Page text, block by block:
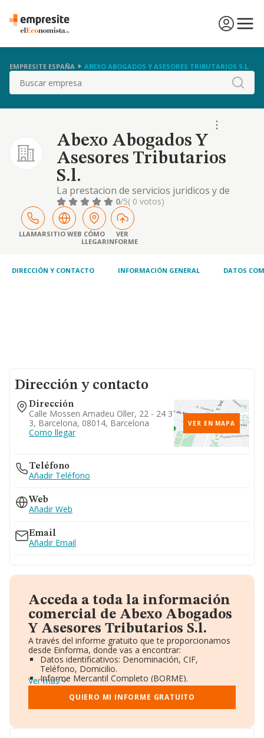
EMPRESITE ESPAÑA ABEXO ABOGADOS Y ASESORES TRIBUTARIOS S.L.
Buscar
Abexo Abogados Y
Asesores Tributarios
S.l.
La prestacion de servicios juridicos y de
asesoria fiscal y financiera
0/5( 0 votos)
LLAMARSITIO WEB CÓMO
LLEGAR
VER
INFORME
DIRECCIÓN Y CONTACTO INFORMACIÓN GENERAL DATOS
Dirección y contacto
Dirección
Calle Mossen Amadeu Oller, 22 - 24 3
3, Barcelona, 08014, Barcelona
Como llegar
VER EN MAPA
Teléfono
Añadir Teléfono
Web
Añadir Web
Email
Añadir Email
Acceda a toda la información
comercial de Abexo Abogados
Y Asesores Tributarios S.l.
A través del informe gratuito que te proporcionamos
desde Einforma, donde vas a encontrar:
Datos identificativos: Denominación, CIF,
Teléfono, Domicilio.
Informe Mercantil Completo (BORME).
Gráficos de Evolución Ventas y Empleados.
Consejo de Administración y Administradores.
Directivos y Ejecutivos.
Ver más
QUIERO MI INFORME GRATUITO